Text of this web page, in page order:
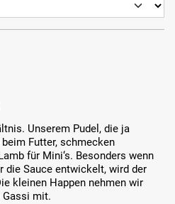
5 stars
Unserem Pudel, die ja
Futter, schmecken
für Mini‘s. Besonders wenn
die Sauce entwickelt, wird der
kleinen Happen nehmen wir
Gassi mit.